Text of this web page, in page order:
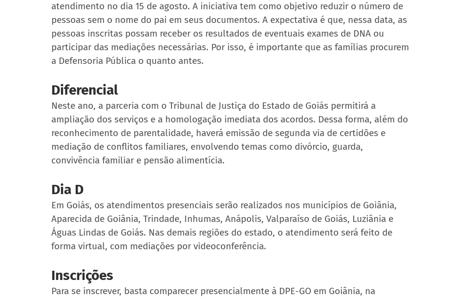
atendimento no dia 15 de agosto. A iniciativa tem como objetivo reduzir o número de
pessoas sem o nome do pai em seus documentos. A expectativa é que, nessa data, as
pessoas inscritas possam receber os resultados de eventuais exames de DNA ou
participar das mediações necessárias. Por isso, é importante que as famílias procurem
a Defensoria Pública o quanto antes.
Diferencial
Neste ano, a parceria com o Tribunal de Justiça do Estado de Goiás permitirá a
ampliação dos serviços e a homologação imediata dos acordos. Dessa forma, além do
reconhecimento de parentalidade, haverá emissão de segunda via de certidões e
mediação de conflitos familiares, envolvendo temas como divórcio, guarda,
convivência familiar e pensão alimentícia.
Dia D
Em Goiás, os atendimentos presenciais serão realizados nos municípios de Goiânia,
Aparecida de Goiânia, Trindade, Inhumas, Anápolis, Valparaíso de Goiás, Luziânia e
Águas Lindas de Goiás. Nas demais regiões do estado, o atendimento será feito de
forma virtual, com mediações por videoconferência.
Inscrições
Para se inscrever, basta comparecer presencialmente à DPE-GO em Goiânia, na